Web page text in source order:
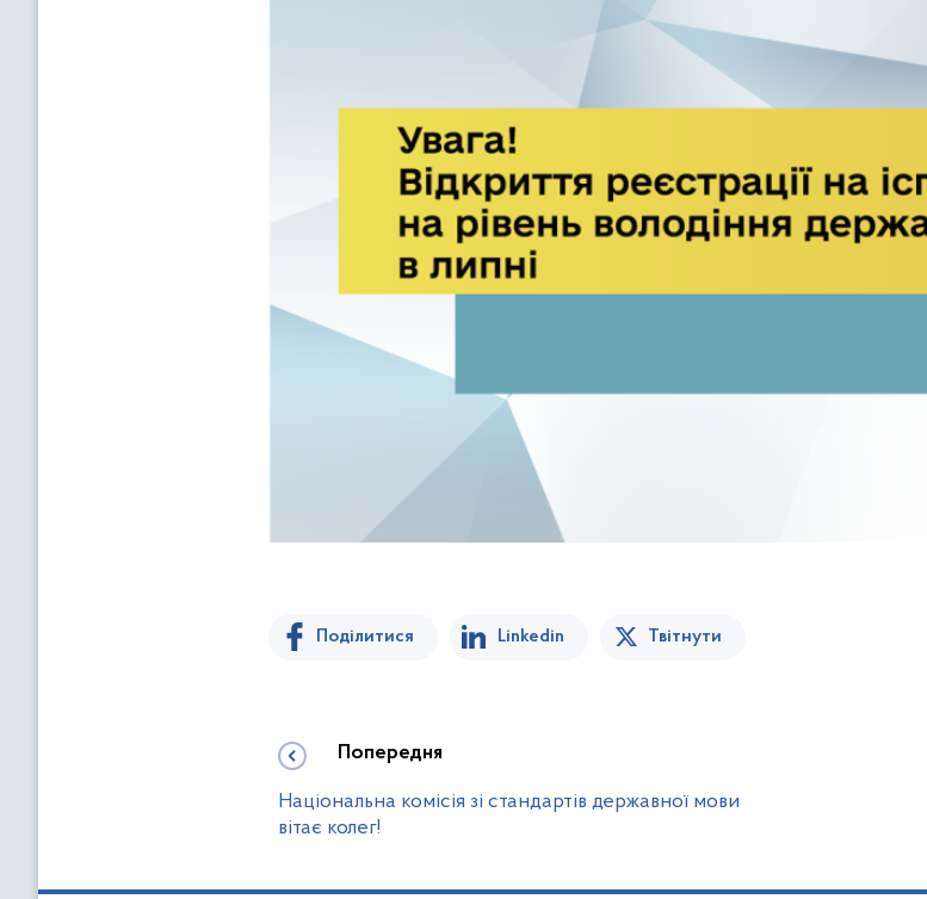
Поділитися Linkedin Твітнути
Попередня
Національна комісія зі стандартів державної мови
вітає колег!